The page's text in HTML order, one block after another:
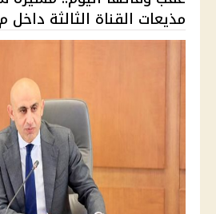
مذيعات القناة الثالثة داخل